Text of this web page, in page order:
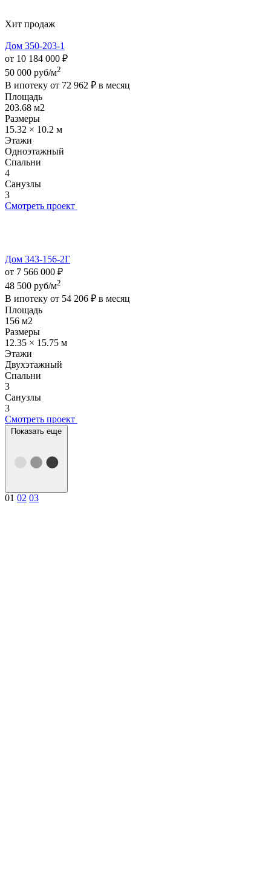
Хит продаж
Дом 350-203-1
от 10 184 000 ₽
50 000 руб/м2
В ипотеку от 72 962 ₽ в месяц
Площадь
203.68 м2
Размеры
15.32 × 10.2 м
Этажи
Одноэтажный
Спальни
4
Санузлы
3
Смотреть проект
Дом 343-156-2Г
от 7 566 000 ₽
48 500 руб/м2
В ипотеку от 54 206 ₽ в месяц
Площадь
156 м2
Размеры
12.35 × 15.75 м
Этажи
Двухэтажный
Спальни
3
Санузлы
3
Смотреть проект
Показать еще
01 02 03